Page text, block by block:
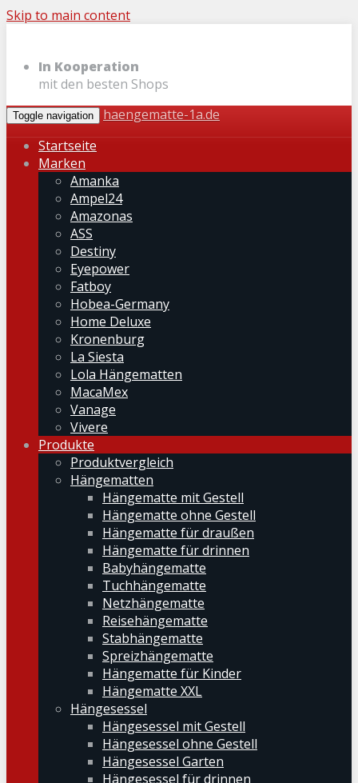
Skip to main content
In Kooperation
mit den besten Shops
Toggle navigation
haengematte-1a.de
Startseite
Marken
Amanka
Ampel24
Amazonas
ASS
Destiny
Eyepower
Fatboy
Hobea-Germany
Home Deluxe
Kronenburg
La Siesta
Lola Hängematten
MacaMex
Vanage
Vivere
Produkte
Produktvergleich
Hängematten
Hängematte mit Gestell
Hängematte ohne Gestell
Hängematte für draußen
Hängematte für drinnen
Babyhängematte
Tuchhängematte
Netzhängematte
Reisehängematte
Stabhängematte
Spreizhängematte
Hängematte für Kinder
Hängematte XXL
Hängesessel
Hängesessel mit Gestell
Hängesessel ohne Gestell
Hängesessel Garten
Hängesessel für drinnen